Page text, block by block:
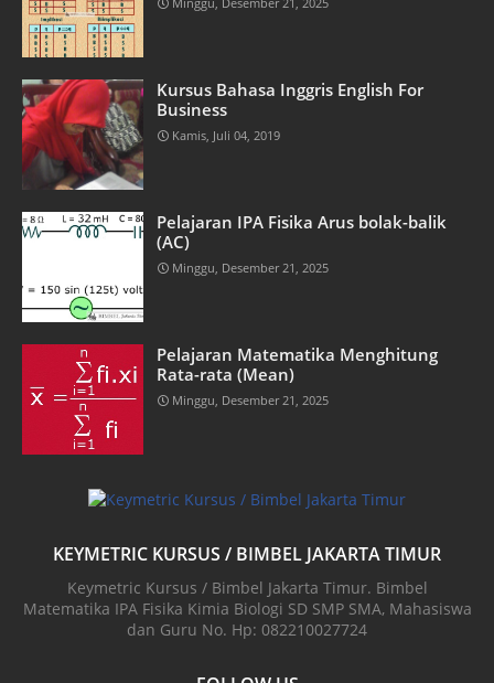
Kursus Bahasa Inggris English For
Business
Kamis, Juli 04, 2019
Pelajaran IPA Fisika Arus bolak-balik
(AC)
Minggu, Desember 21, 2025
Pelajaran Matematika Menghitung
Rata-rata (Mean)
Minggu, Desember 21, 2025
KEYMETRIC KURSUS / BIMBEL JAKARTA TIMUR
Keymetric Kursus / Bimbel Jakarta Timur. Bimbel
Matematika IPA Fisika Kimia Biologi SD SMP SMA, Mahasiswa
dan Guru No. Hp: 082210027724